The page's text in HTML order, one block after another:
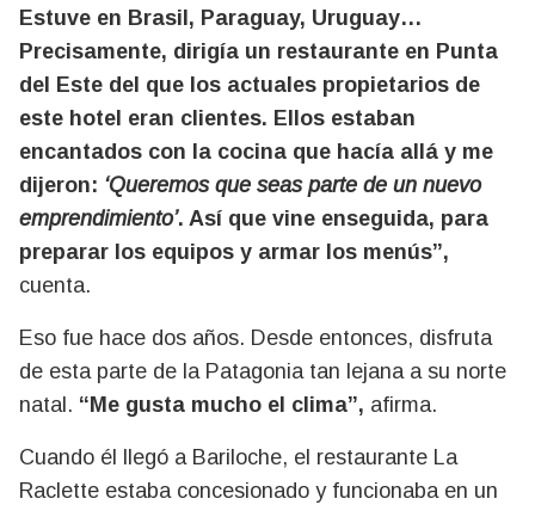
Estuve en Brasil, Paraguay, Uruguay…
Precisamente, dirigía un restaurante en Punta
del Este del que los actuales propietarios de
este hotel eran clientes. Ellos estaban
encantados con la cocina que hacía allá y me
dijeron: ‘Queremos que seas parte de un nuevo
emprendimiento’. Así que vine enseguida, para
preparar los equipos y armar los menús”,
cuenta.
Eso fue hace dos años. Desde entonces, disfruta
de esta parte de la Patagonia tan lejana a su norte
natal. “Me gusta mucho el clima”, afirma.
Cuando él llegó a Bariloche, el restaurante La
Raclette estaba concesionado y funcionaba en un